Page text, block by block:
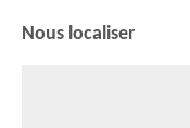
Nous localiser